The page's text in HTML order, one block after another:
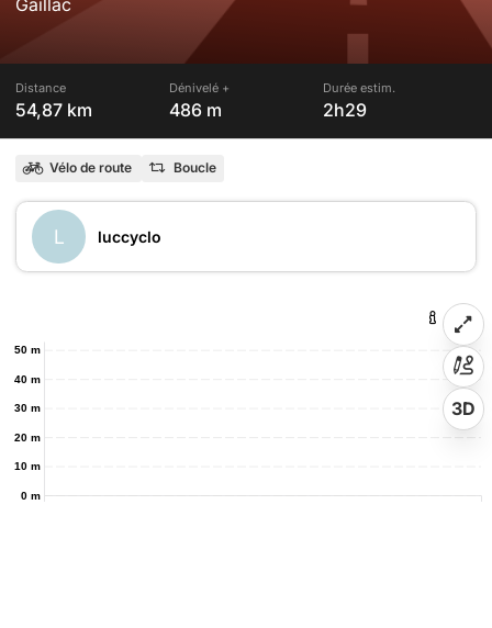
Gaillac
Distance
54,87 km
Dénivelé +
486 m
Durée estim.
2h29
Vélo de route Boucle
L luccyclo
0 m
10 m
20 m
30 m
40 m
50 m
3D